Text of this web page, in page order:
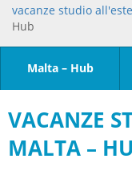
vacanze studio
Hub
Malta – Hub
VACANZE
MALTA –